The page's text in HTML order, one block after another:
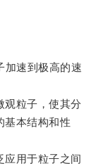
速到极高的速
粒子，使其分
基本结构和性
用于粒子之间